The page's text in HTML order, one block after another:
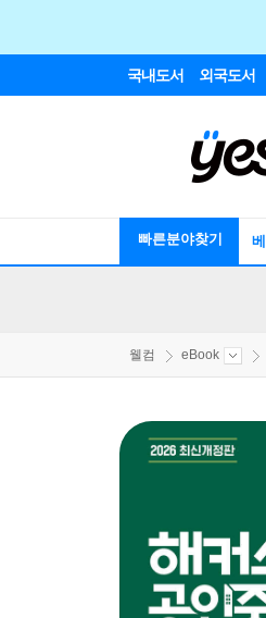
국내도서 외국도서
빠른분야찾기
웰컴 eBook